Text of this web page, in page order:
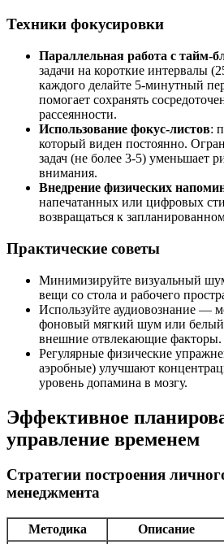
Техники фокусировки
Параллельная работа с тайм-
задачи на короткие интервалы
каждого делайте 5-минутный
помогает сохранять
рассеянности.
Использование фокус-листов:
который виден постоянно.
задач (не более 3-5) уменьшает
внимания.
Внедрение физических
напечатанных или цифровых
возвращаться к
Практические советы
Минимизируйте визуальный
вещи со стола и рабочего
Используйте аудиовознание —
фоновый мягкий шум или
внешние отвлекающие факторы.
Регулярные физические
аэробные) улучшают
уровень допамина в мозгу.
Эффективное
управление временем
Стратегии построения
менеджмента
Методика Описание